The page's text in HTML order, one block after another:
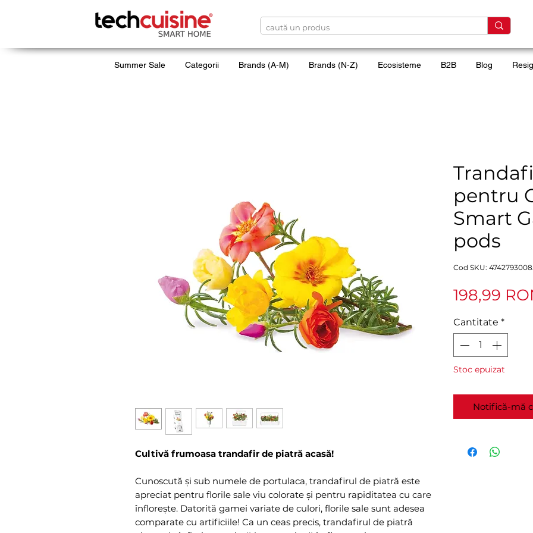
Summer Sale Categorii Brands (A-M) Brands (N-Z) Ecosisteme B2B Blog
Cultivă frumoasa trandafir de piatră acasă!
Cunoscută și sub numele de portulaca, trandafirul de piatră este
apreciat pentru florile sale viu colorate și pentru rapiditatea cu care
înflorește. Datorită gamei variate de culori, florile sale sunt adesea
comparate cu artificiile! Ca un ceas precis, trandafirul de piatră
pentru
Smart
pods
Cod SKU:
198,99
Cantitate *
Stoc epuizat
Notifică-mă